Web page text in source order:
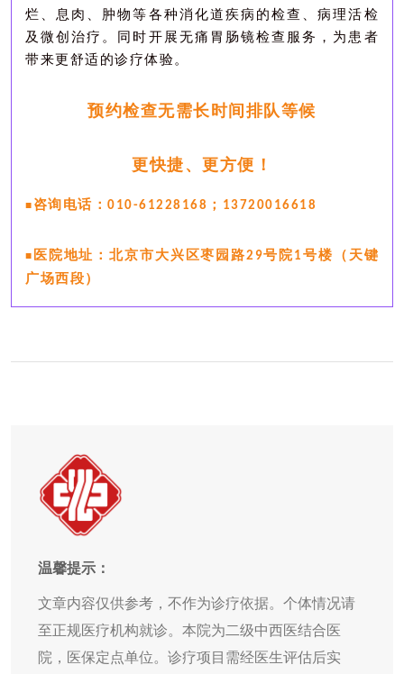
烂、息肉、肿物等各种消化道疾病 的检查、病理活检
及微创治疗 。 同时开展无痛胃肠镜检查服务，为患者
带来更舒适的诊疗体验。
预约检查无需长时间排队等候
更快捷、更方便！
■ 咨询电话： 010-61228168 ； 13720016618
■ 医院地址：北京市大兴区枣园路29号院1 号楼（天键
广场西段）
温馨提示：
文章内容仅供参考，不作为诊疗依据。个体情况请
至正规医疗机构就诊。本院为二级中西医结合医
院，医保定点单位。诊疗项目需经医生评估后实